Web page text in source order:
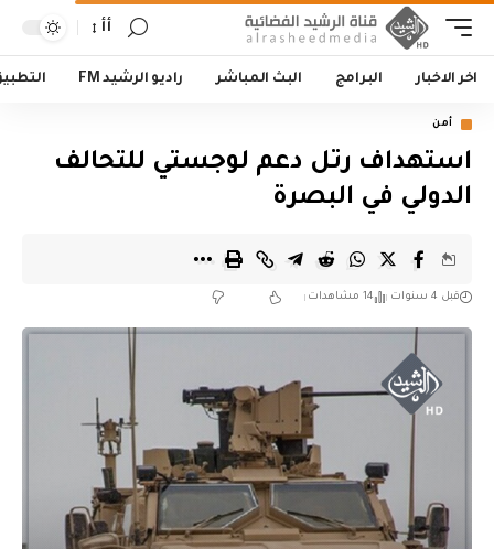
أأ
اخر الاخبار البرامج البث المباشر راديو الرشيد FM
أمن
استهداف رتل دعم لوجستي للتحالف
الدولي في البصرة
قبل 4 سنوات 14 مشاهدات